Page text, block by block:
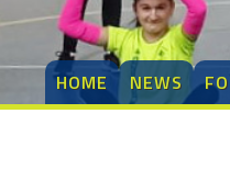
HOME NEWS